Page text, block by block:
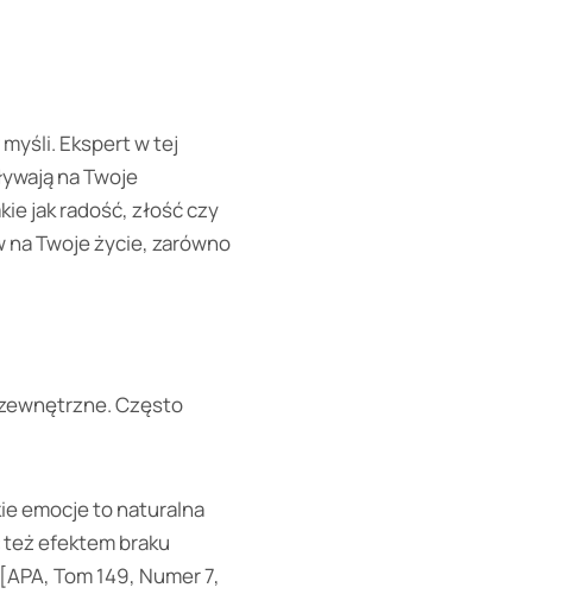
Ekspert w tej
na Twoje
jak radość, złość czy
na Twoje życie, zarówno
Często
emocje to naturalna
efektem braku
Tom 149, Numer 7,